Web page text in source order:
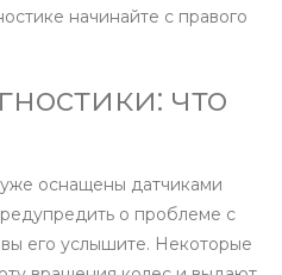
начинайте с правого
что
оснащены датчиками
о проблеме с
его услышите. Некоторые